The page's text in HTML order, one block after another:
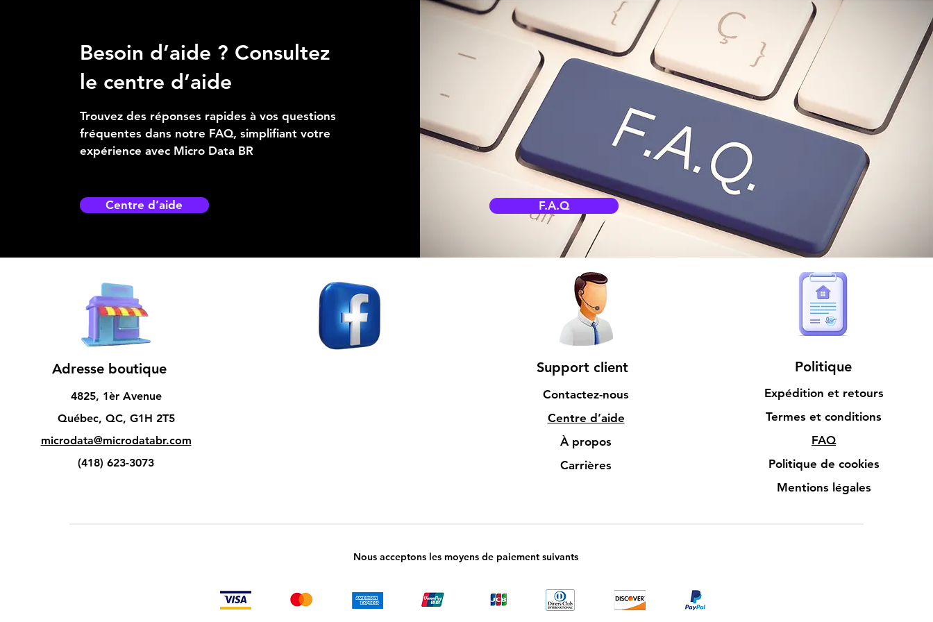
Besoin d’aide ? Consultez
le centre d’aide
Trouvez des réponses rapides à vos questions
fréquentes dans notre FAQ, simplifiant votre
expérience avec Micro Data BR
Centre d’aide F.A.Q
Adresse boutique
4825, 1èr Avenue
Québec, QC, G1H 2T5
microdata@microdatabr.com
(418) 623-3073
Support client
Contactez-nous
Centre d’aide
À propos
Carrières
Politique
Expédition et retours
Termes et conditions
FAQ
Politique de cookies
Mentions légales
Nous acceptons les moyens de paiement suivants